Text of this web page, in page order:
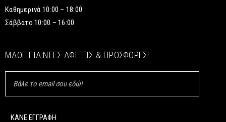
Καθημερινά 10:00 – 18:00
Σάββατο 10:00 – 16:00
ΜΆΘΕ ΓΙΑ ΝΈΕΣ ΑΦΊΞΕΙΣ & ΠΡΟΣΦΟΡΈΣ!